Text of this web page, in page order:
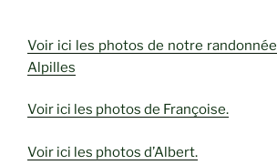
Voir ici les photos de notre
Alpilles
Voir ici les photos de Françoise.
Voir ici les photos d’Albert.